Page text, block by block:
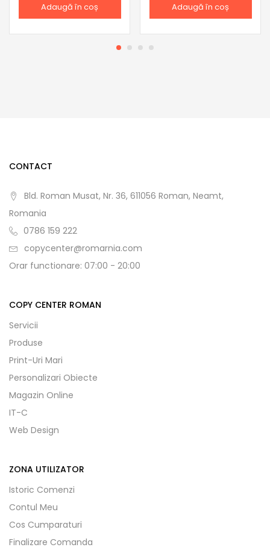
Adaugă în coș Adaugă în coș
CONTACT
Bld. Roman Musat, Nr. 36, 611056 Roman, Neamt,
Romania
0786 159 222
copycenter@romarnia.com
Orar functionare: 07:00 - 20:00
COPY CENTER ROMAN
Servicii
Produse
Print-Uri Mari
Personalizari Obiecte
Magazin Online
IT-C
Web Design
ZONA UTILIZATOR
Istoric Comenzi
Contul Meu
Cos Cumparaturi
Finalizare Comanda